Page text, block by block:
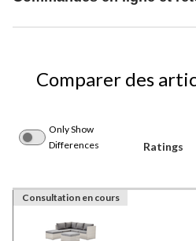
Comparer des
Only Show
Differences
Ratings
Consultation en cours